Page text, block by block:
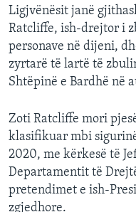
Ligjvënësit janë
Ratcliffe, ish-drejtor i
personave në dijeni,
zyrtarë të lartë të
Shtëpinë e Bardhë në
Zoti Ratcliffe mori
klasifikuar mbi
2020, me kërkesë të
Departamentit të
pretendimet e ish-
zgjedhore.